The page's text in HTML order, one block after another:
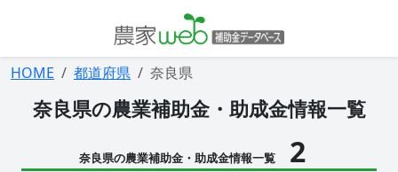
HOME 都道府県 奈良県
奈良県の農業補助金・助成金情報一覧
奈良県の農業補助金・助成金情報一覧 2